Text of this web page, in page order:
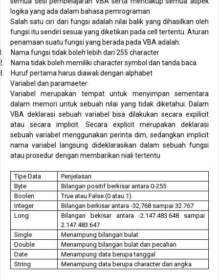
logika yang ada dalam bahasa pemrograman.
Salah satu ciri dari fungsi adalah nilai balik yang dihasilkan oleh
fungsi itu sendiri sesuai yang diketikan pada cell tertentu. Aturan
penamaan suatu fungsi yang berada pada VBA adalah:
Nama fungsi tidak boleh lebih dari 255 character
Nama tidak boleh memiliki character symbol dan tanda baca
Huruf pertama harus diawali dengan alphabet
Variabel dan paramaeter
Variabel merupakan tempat untuk menyimpan sementara
dalam memori untuk sebuah nilai yang tidak diketahui. Dalam
VBA deklarasi sebuah variabel bisa dilakukan secara expilicit
atau secara implicit. Secara explicit merupakan deklarasi
sebuah variabel menggunakan perinta dim, sedangkan implicit
nama variabel langsung dideklarasikan dalam sebuah fungsi
atau prosedur dengan membarikan niali tertentu
Tipe Data
Penjelasan
Byte
Bilangan positif berkisar antara 0-255
Boolen
True atau False (0 atau 1)
Integer
Bilangan berkisar antara -32,768 sampai 32.767
Long
Bilangan bekisar antara -2.147.483.648 sampai
2.147.483.647
Single
Menampung bilangan bulat
Double
Menampung bilangan bulat dan pecahan
Date
Menampung data berupa tanggal
String
Menampung data berupa character dan angka